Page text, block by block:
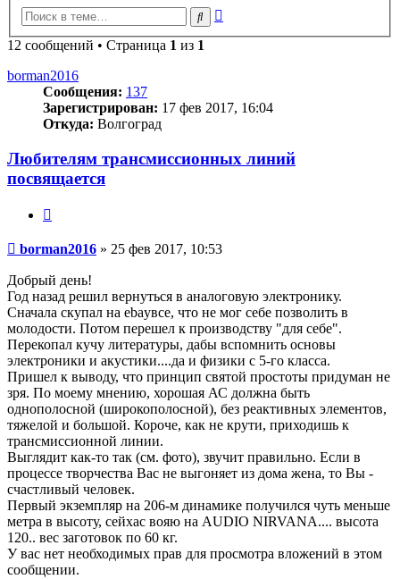
Поиск
12 сообщений • Страница 1 из 1
borman2016
Сообщения: 137
Зарегистрирован: 17 фев 2017, 16:04
Откуда: Волгоград
Любителям трансмиссионных линий
посвящается
Сообщение
borman2016 » 25 фев 2017, 10:53
Добрый день!
Год назад решил вернуться в аналоговую электронику.
Сначала скупал на ebayвсе, что не мог себе позволить в
молодости. Потом перешел к производству "для себе".
Перекопал кучу литературы, дабы вспомнить основы
электроники и акустики....да и физики с 5-го класса.
Пришел к выводу, что принцип святой простоты придуман не
зря. По моему мнению, хорошая АС должна быть
однополосной (широкополосной), без реактивных элементов,
тяжелой и большой. Короче, как не крути, приходишь к
трансмиссионной линии.
Выглядит как-то так (см. фото), звучит правильно. Если в
процессе творчества Вас не выгоняет из дома жена, то Вы -
счастливый человек.
Первый экземпляр на 206-м динамике получился чуть меньше
метра в высоту, сейxас вояю на AUDIO NIRVANA.... высота
120.. вес заготовок по 60 кг.
У вас нет необходимых прав для просмотра вложений в этом
сообщении.